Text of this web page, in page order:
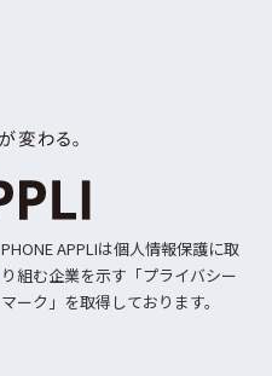
PHONE APPLIは個人情報保護に取
り組む企業を示す「プライバシー
マーク」を取得しております。